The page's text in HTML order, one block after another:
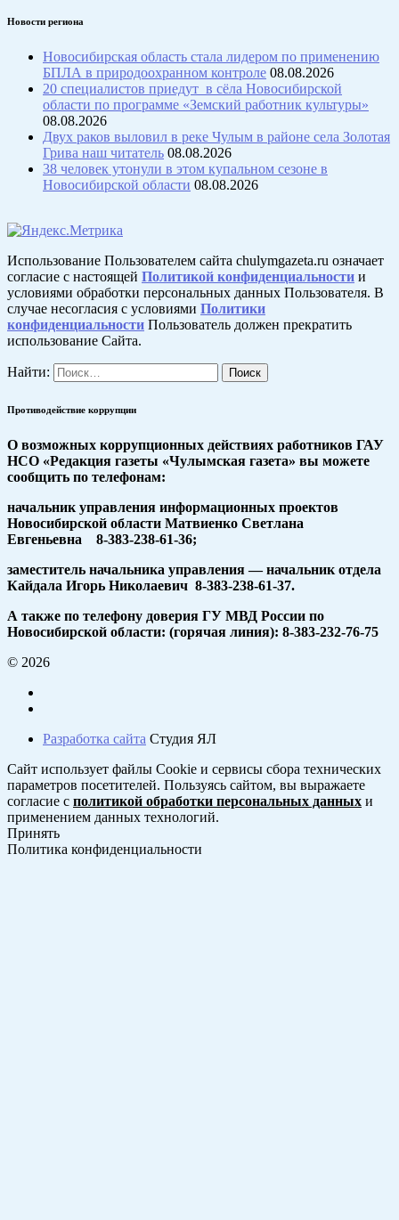
Новости региона
Новосибирская область стала лидером по применению
БПЛА в природоохранном контроле 08.08.2026
20 специалистов приедут в сёла Новосибирской
области по программе «Земский работник культуры»
08.08.2026
Двух раков выловил в реке Чулым в районе села Золотая
Грива наш читатель 08.08.2026
38 человек утонули в этом купальном сезоне в
Новосибирской области 08.08.2026
Использование Пользователем сайта chulymgazeta.ru означает
согласие с настоящей Политикой конфиденциальности и
условиями обработки персональных данных Пользователя. В
случае несогласия с условиями Политики
конфиденциальности Пользователь должен прекратить
использование Сайта.
Найти:
Противодействие коррупции
О возможных коррупционных действиях работников ГАУ
НСО «Редакция газеты «Чулымская газета» вы можете
сообщить по телефонам:
начальник управления информационных проектов
Новосибирской области Матвиенко Светлана
Евгеньевна 8-383-238-61-36;
заместитель начальника управления — начальник отдела
Кайдала Игорь Николаевич 8-383-238-61-37.
А также по телефону доверия ГУ МВД России по
Новосибирской области: (горячая линия): 8-383-232-76-75
© 2026
Разработка сайта Студия ЯЛ
Сайт использует файлы Cookie и сервисы сбора технических
параметров посетителей. Пользуясь сайтом, вы выражаете
согласие с политикой обработки персональных данных и
применением данных технологий.
Принять
Политика конфиденциальности